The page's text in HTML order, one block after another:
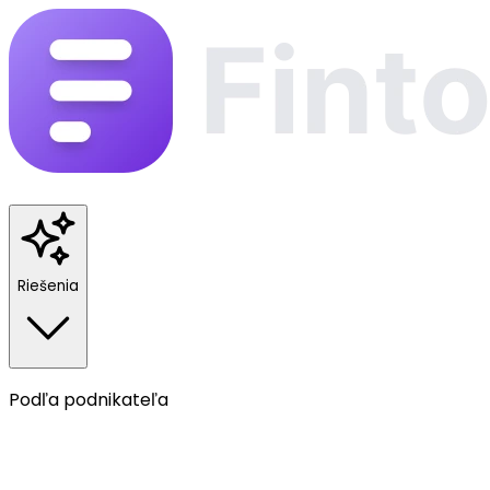
Riešenia
Podľa podnikateľa